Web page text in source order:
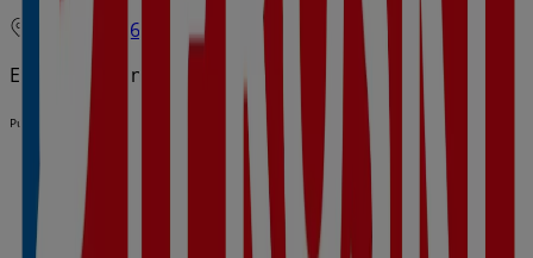
962683514
Estamos a punto de publicar ofertas de Eroski
Publicidad